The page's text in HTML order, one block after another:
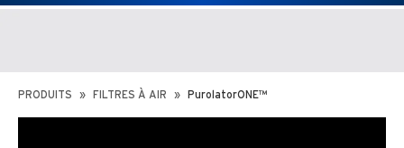
PRODUITS FILTRES À AIR PurolatorONE™